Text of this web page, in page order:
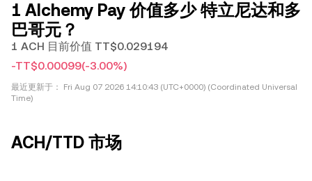
1 Alchemy Pay 价值多少 特立尼达和多
巴哥元？
1 ACH 目前价值 TT$0.029194
-TT$0.00099(-3.00%)
最近更新于：
Fri Aug 07 2026 14:10:43 (UTC+0000) (Coordinated Universal
Time)
ACH/TTD 市场